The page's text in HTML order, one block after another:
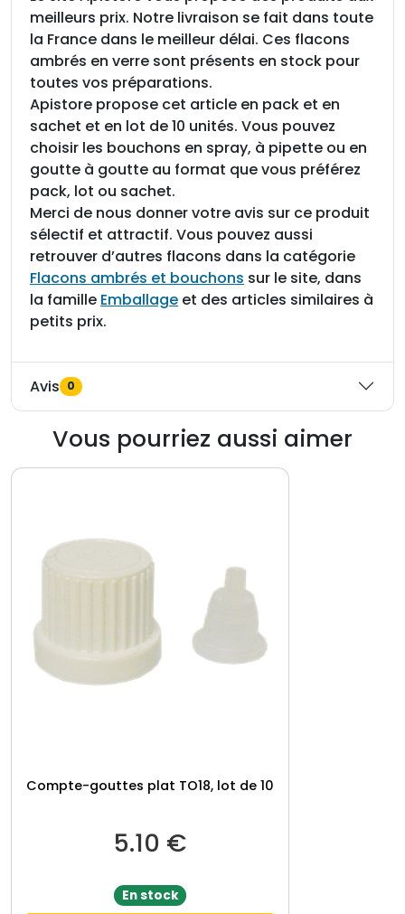
meilleurs prix. Notre livraison se fait dans toute
la France dans le meilleur délai. Ces flacons
ambrés en verre sont présents en stock pour
toutes vos préparations.
Apistore propose cet article en pack et en
sachet et en lot de 10 unités. Vous pouvez
choisir les bouchons en spray, à pipette ou en
goutte à goutte au format que vous préférez
pack, lot ou sachet.
Merci de nous donner votre avis sur ce produit
sélectif et attractif. Vous pouvez aussi
retrouver d’autres flacons dans la catégorie
Flacons ambrés et bouchons sur le site, dans
la famille Emballage et des articles similaires à
petits prix.
Avis 0
Vous pourriez aussi aimer
Compte-gouttes plat TO18, lot de 10
5.10 €
En stock